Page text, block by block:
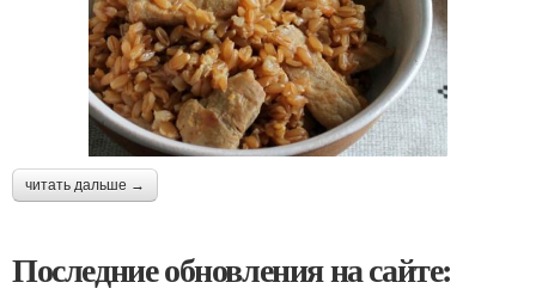
читать дальше →
Последние обновления на сайте: